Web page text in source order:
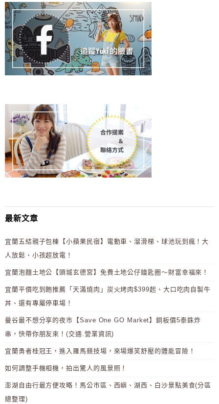
最新文章
宜蘭五結親子包棟【小蘋果民宿】電動車、溜滑梯、球池玩到瘋！大
人放鬆、小孩超放電！
宜蘭泡麵土地公【頭城玄德宮】免費土地公仔鑰匙圈～財富幸福來！
宜蘭平價吃到飽推薦「天滿燒肉」炭火烤肉$399起、大口吃肉自製牛
丼、還有專屬停車場！
曼谷最不想分享的夜市【Save One GO Market】銅板價5泰銖炸
串，快帶你朋友來！(交通.營業資訊)
宜蘭勇者桂冠王，進入羅馬競技場，來場爆笑舒壓的體能冒險！
如何調整手機相機，拍出驚人的風景照！
澎湖自由行最方便攻略！馬公市區、西嶼、湖西、白沙景點美食(分區
總整理)